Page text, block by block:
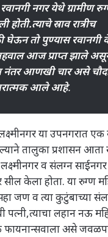
रवानगी नगर येथे ग्रामीण
स्राव रात्रीच
घेऊन तो पुण्यास रवानगी
आज प्राप्त झाले
नंतर आणखी चार असे
आले आहे.
या उपनगरात एक
तालुका प्रशासन
लक्ष्मीनगर व संलग्न
सील केला होता. या रुग्ण
जण व त्या कुटुंबाच्या
पत्नी,त्याचा लहान नऊ
फायनान्सवाला असे